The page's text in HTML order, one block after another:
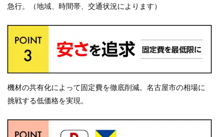
急行。（地域、時間帯、交通状況によります）
機材の共有化によって固定費を徹底削減。名古屋市の相場に
挑戦する低価格を実現。